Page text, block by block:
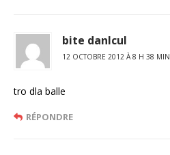
bite danlcul
12 OCTOBRE 2012 À 8 H 38 MIN
tro dla balle
RÉPONDRE